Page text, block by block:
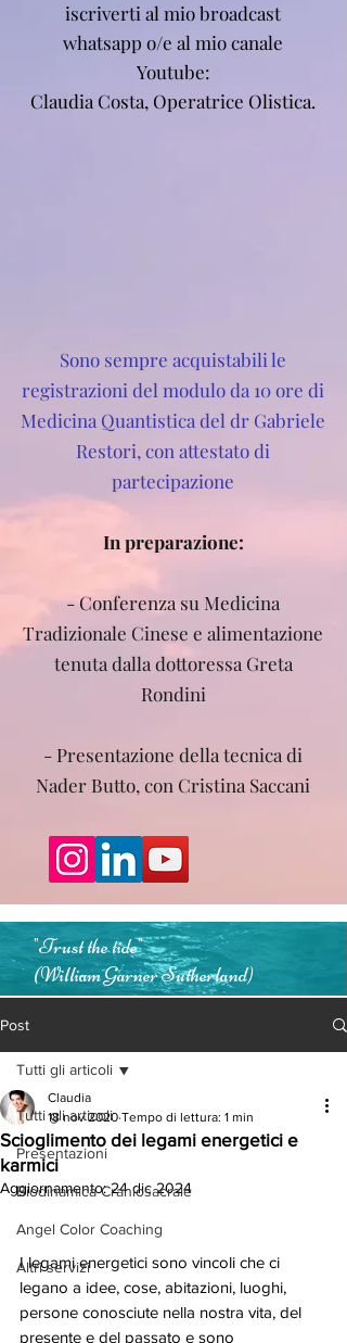
iscriverti al mio broadcast
whatsapp o/e al mio canale
Youtube:
Claudia Costa, Operatrice Olistica.
Sono sempre acquistabili le
registrazioni del modulo da 10 ore di
Medicina Quantistica del dr Gabriele
Restori, con attestato di
partecipazione
In preparazione:​
- Conferenza su Medicina
Tradizionale Cinese e alimentazione
tenuta dalla dottoressa Greta
Rondini
- Presentazione della tecnica di
Nader Butto, con Cristina Saccani
"Trust the tide"
(William Garner Sutherland)
Post
Tutti gli articoli
Presentazioni
Biodinamica Craniosacrale
Angel Color Coaching
Altri servizi
Tutti gli articoli
Scioglimento dei legami energetici e
karmici
Claudia
18 nov 2020 Tempo di lettura: 1 min
Aggiornamento:24 dic 2024
I legami energetici sono vincoli che ci
legano a idee, cose, abitazioni, luoghi,
persone conosciute nella nostra vita, del
presente e del passato e sono